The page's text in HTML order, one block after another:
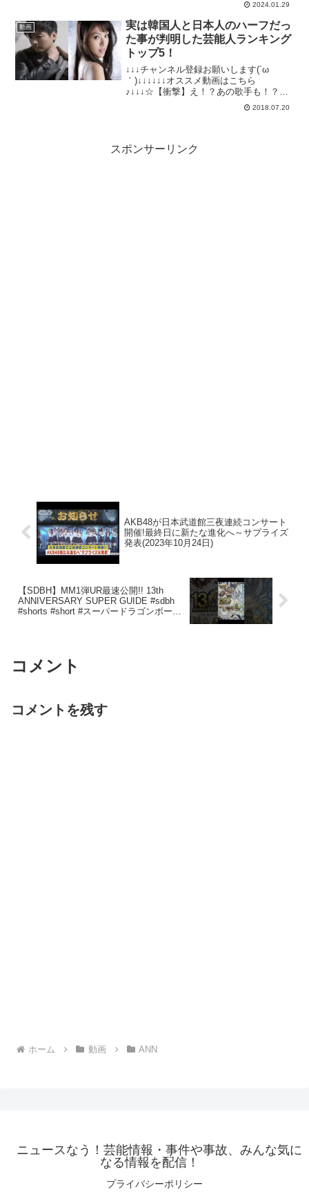
2024.01.29
動画
実は韓国人と日本人のハーフだっ
た事が判明した芸能人ランキング
トップ5！
↓↓↓チャンネル登録お願いします(´ω
｀)↓↓↓↓↓↓オススメ動画はこちら
♪↓↓↓☆【衝撃】え！？あの歌手も！？A●
女優に転身した芸能人まとめ！☆ヤバイ
事をして干された芸能人まとめ！☆【衝
2018.07.20
スポンサーリンク
AKB48が日本武道館三夜連続コンサート
開催!最終日に新たな進化へ～サプライズ
発表(2023年10月24日)
【SDBH】MM1弾UR最速公開!! 13th
ANNIVERSARY SUPER GUIDE #sdbh
#shorts #short #スーパードラゴンボール
コメント
コメントを残す
ホーム 動画 ANN
ニュースなう！芸能情報・事件や事故、みんな気に
なる情報を配信！
プライバシーポリシー